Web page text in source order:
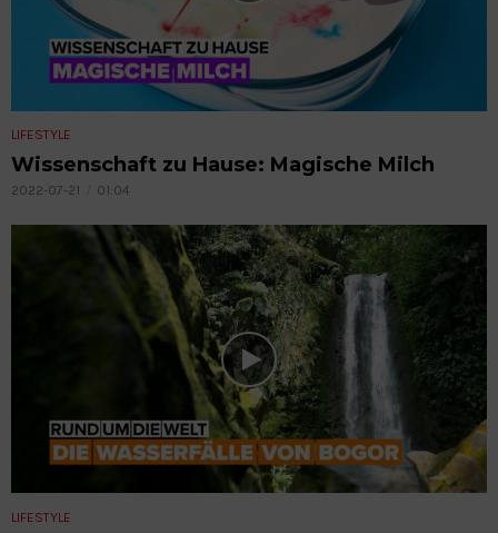
LIFESTYLE
Wissenschaft zu Hause: Magische Milch
2022-07-21 01:04
LIFESTYLE